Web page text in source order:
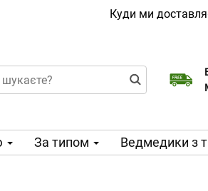
Куди ми
За типом Ведмедики з